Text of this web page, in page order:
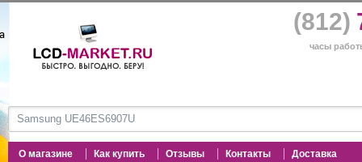
(812)
часы
О магазине Как купить Отзывы Контакты Доставка